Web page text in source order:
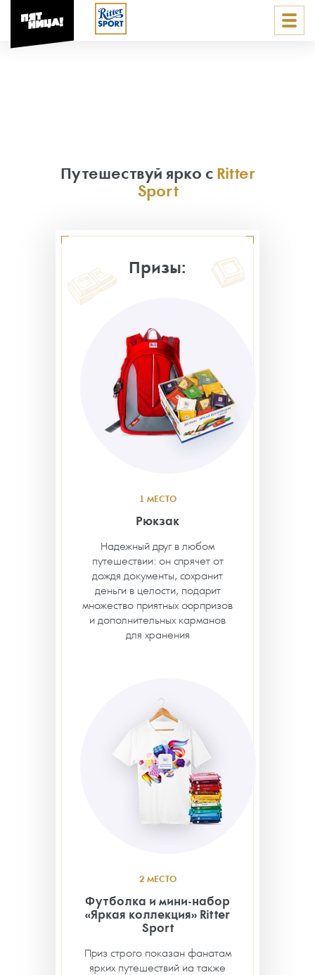
Путешествуй ярко с Ritter
Sport
Призы:
1 МЕСТО
Рюкзак
Надежный друг в любом
путешествии: он спрячет от
дождя документы, сохранит
деньги в целости, подарит
множество приятных сюрпризов
и дополнительных карманов
для хранения
2 МЕСТО
Футболка и мини-набор
«Яркая коллекция» Ritter
Sport
Приз строго показан фанатам
ярких путешествий иа также